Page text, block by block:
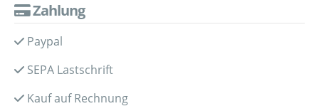
Zahlung
Paypal
SEPA Lastschrift
Kauf auf Rechnung